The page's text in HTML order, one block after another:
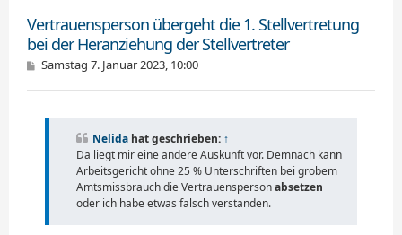
Vertrauensperson übergeht die 1. Stellvertretung
bei der Heranziehung der Stellvertreter
B
i
Samstag 7. Januar 2023, 10:00
Nelida hat geschrieben: ↑
Da liegt mir eine andere Auskunft vor. Demnach kann
Arbeitsgericht ohne 25 % Unterschriften bei grobem
Amtsmissbrauch die Vertrauenspersonabsetzen
oder ich habe etwas falsch verstanden.